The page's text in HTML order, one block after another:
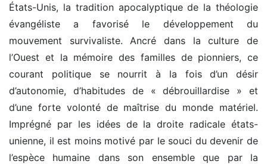
États-Unis, la tradition apocalyptique de la théologie
évangéliste a favorisé le développement du
mouvement survivaliste. Ancré dans la culture de
l’Ouest et la mémoire des familles de pionniers, ce
courant politique se nourrit à la fois d’un désir
d’autonomie, d’habitudes de « débrouillardise » et
d’une forte volonté de maîtrise du monde matériel.
Imprégné par les idées de la droite radicale états-
unienne, il est moins motivé par le souci du devenir de
l’espèce humaine dans son ensemble que par la